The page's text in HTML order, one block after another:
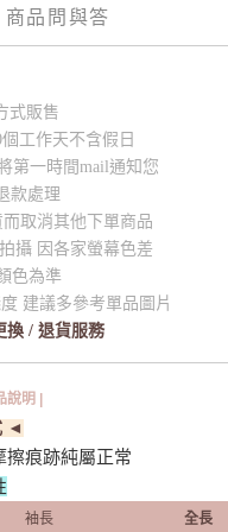
商品問與答
式販售
工作天不含假日
第一時間mail通知您
款處理
取消其他下單商品
攝 因各家螢幕色差
色為準
建議多參考單品圖片
換 / 退貨服務
明 |
◄
擦痕跡純屬正常
袖長 全長